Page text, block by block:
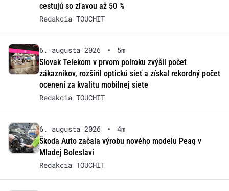
cestujú so zľavou až 50 %
Redakcia TOUCHIT
6. augusta 2026 •
5m
Slovak Telekom v prvom polroku zvýšil počet
zákazníkov, rozšíril optickú sieť a získal rekordný počet
ocenení za kvalitu mobilnej siete
Redakcia TOUCHIT
6. augusta 2026 •
4m
Škoda Auto začala výrobu nového modelu Peaq v
Mladej Boleslavi
Redakcia TOUCHIT